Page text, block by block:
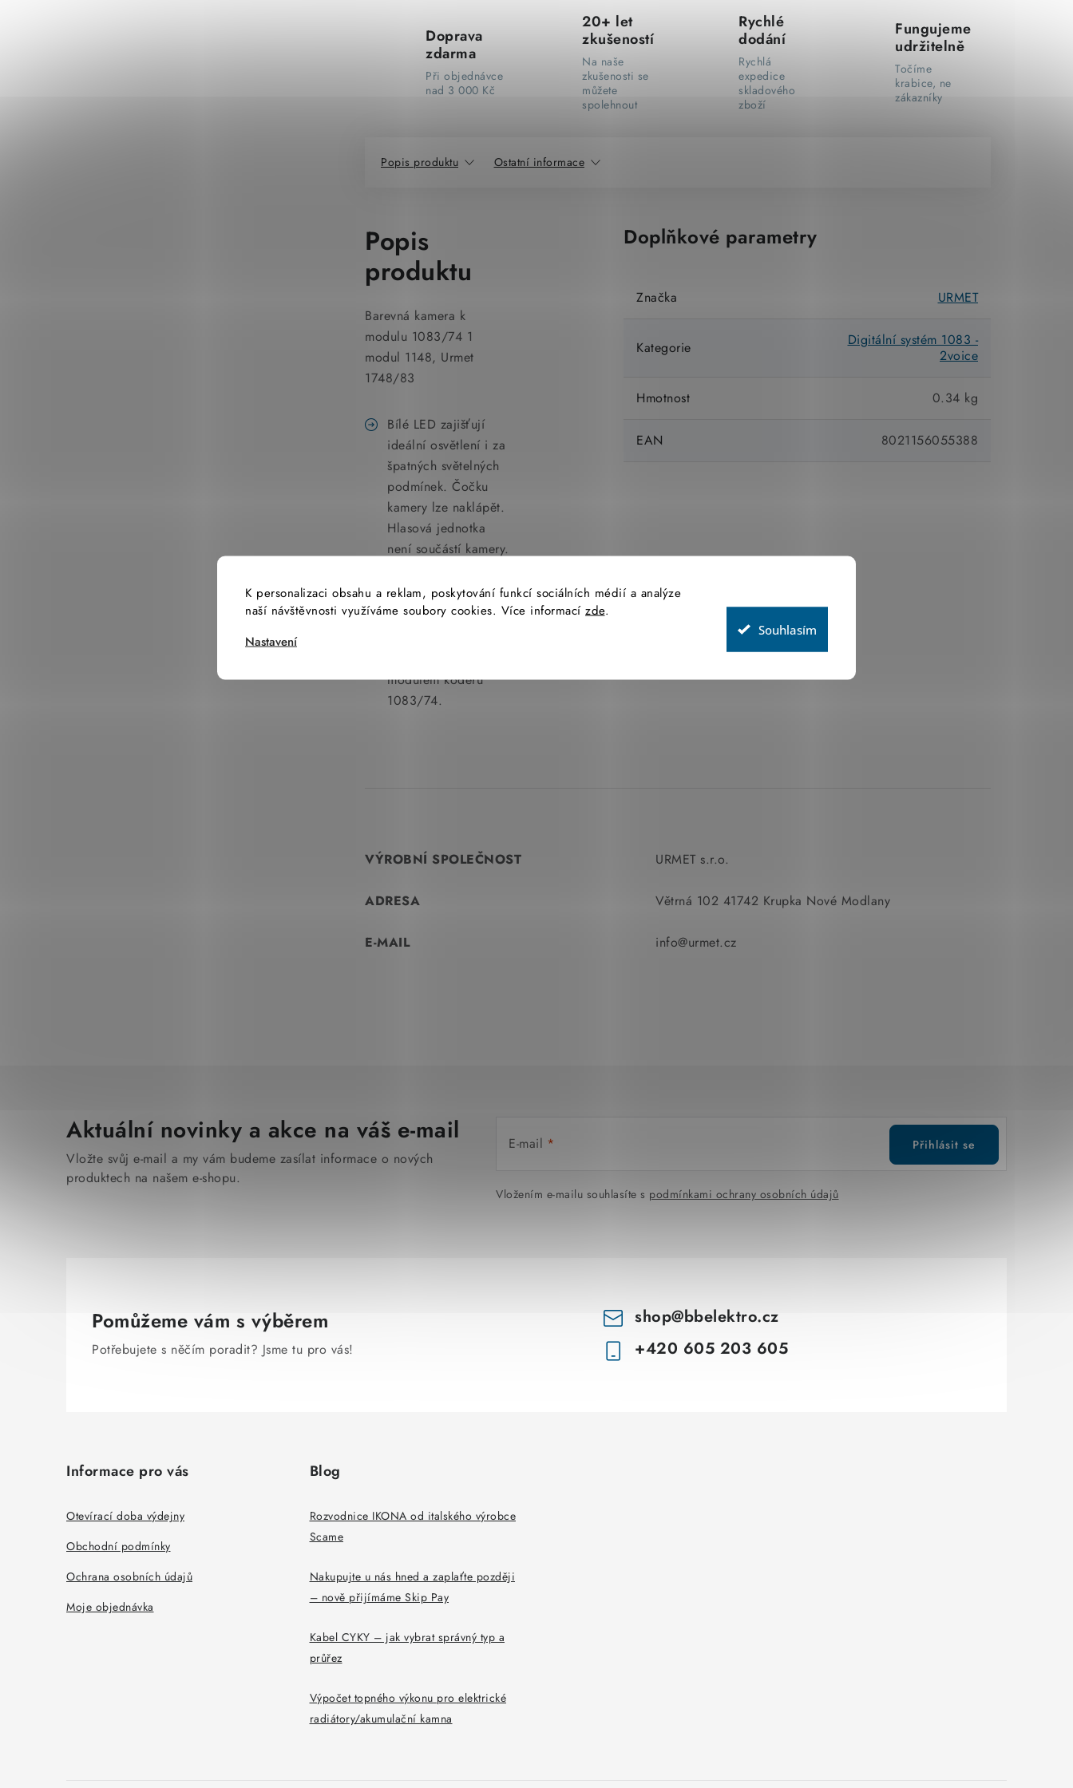
K personalizaci obsahu a reklam, poskytování funkcí sociálních médií a analýze
naší návštěvnosti využíváme soubory cookies. Více informací zde.
Nastavení
Souhlasím
Doprava
zdarma
Při objednávce
nad 3 000 Kč
20+ let
zkušeností
Na naše
zkušenosti se
můžete
spolehnout
Rychlé
dodání
Rychlá
expedice
skladového
zboží
Fungujeme
udržitelně
Točíme
krabice, ne
zákazníky
Popis produktu Ostatní informace
Popis
produktu
Barevná kamera k
modulu 1083/74 1
modul 1148, Urmet
1748/83
Bílé LED zajišťují
ideální osvětlení i za
špatných světelných
podmínek. Čočku
kamery lze naklápět.
Hlasová jednotka
není součástí kamery.
digitálního systému
2VOICE (1083) a
modulem kodéru
1083/74.
Doplňkové parametry
Značka URMET
Kategorie
Digitální systém 1083 -
2voice
Hmotnost 0.34 kg
EAN 8021156055388
VÝROBNÍ SPOLEČNOST URMET s.r.o.
ADRESA Větrná 102 41742 Krupka Nové Modlany
E-MAIL info@urmet.cz
Aktuální novinky a akce na váš e-mail
Vložte svůj e-mail a my vám budeme zasílat informace o nových
produktech na našem e-shopu.
E-mail
Vložením e-mailu souhlasíte s podmínkami ochrany osobních údajů
Přihlásit se
Pomůžeme vám s výběrem
Potřebujete s něčím poradit? Jsme tu pro vás!
shop@bbelektro.cz
+420 605 203 605
Informace pro vás
Otevírací doba výdejny
Obchodní podmínky
Ochrana osobních údajů
Moje objednávka
Blog
Rozvodnice IKONA od italského výrobce
Scame
Nakupujte u nás hned a zaplaťte později
– nově přijímáme Skip Pay
Kabel CYKY – jak vybrat správný typ a
průřez
Výpočet topného výkonu pro elektrické
radiátory/akumulační kamna